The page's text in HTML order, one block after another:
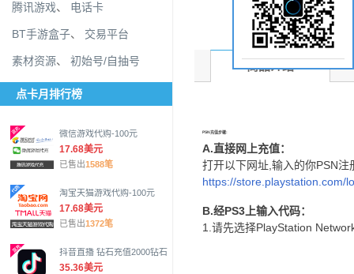
腾讯游戏、 电话卡
BT手游盒子、 交易平台
素材资源、 初始号/自抽号
点卡月排行榜
微信游戏代购-100元
17.68美元
已售出1588笔
淘宝天猫游戏代购-100元
17.68美元
已售出1372笔
抖音直播 钻石充值2000钻石
35.36美元
商品介绍
PSN充值步骤:
A.直接网上充值：
打开以下网址,输入的你PSN
https://store.playstation.com/
B.经PS3上输入代码：
1.请先选择PlayStation